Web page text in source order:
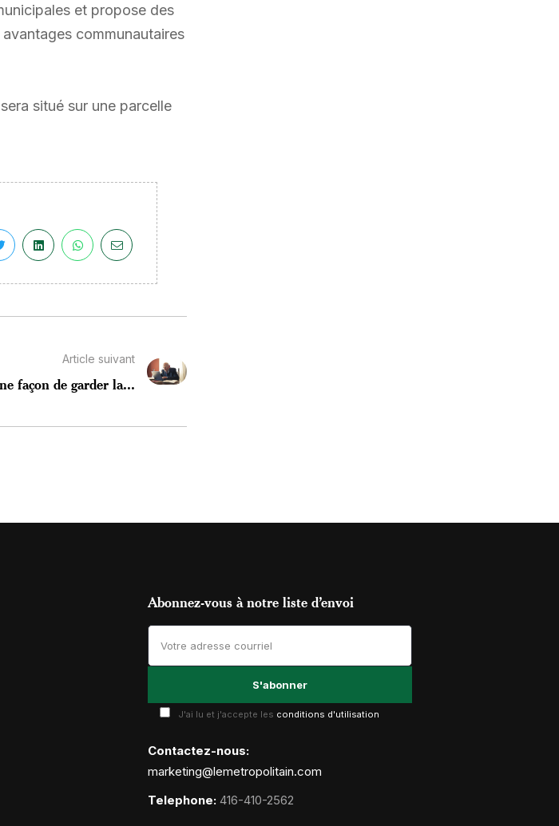
et propose des
communautaires
situé sur une parcelle
Article suivant
façon de garder la...
Abonnez-vous à notre liste d’envoi
J'ai lu et j'accepte les conditions d'utilisation
Contactez-nous:
marketing@lemetropolitain.com
Telephone: 416-410-2562